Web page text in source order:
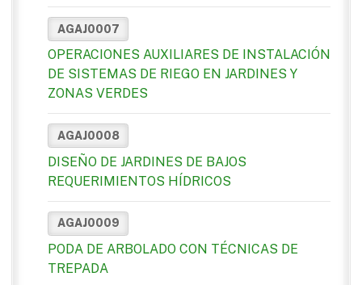
AGAJ0007
OPERACIONES AUXILIARES DE INSTALACIÓN
DE SISTEMAS DE RIEGO EN JARDINES Y
ZONAS VERDES
AGAJ0008
DISEÑO DE JARDINES DE BAJOS
REQUERIMIENTOS HÍDRICOS
AGAJ0009
PODA DE ARBOLADO CON TÉCNICAS DE
TREPADA